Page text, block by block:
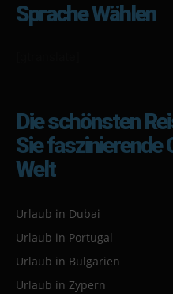
Sprache Wählen
Die schönsten
Sie faszinierende
Welt
Urlaub in Dubai
Urlaub in Portugal
Urlaub in Bulgarien
Urlaub in Zypern